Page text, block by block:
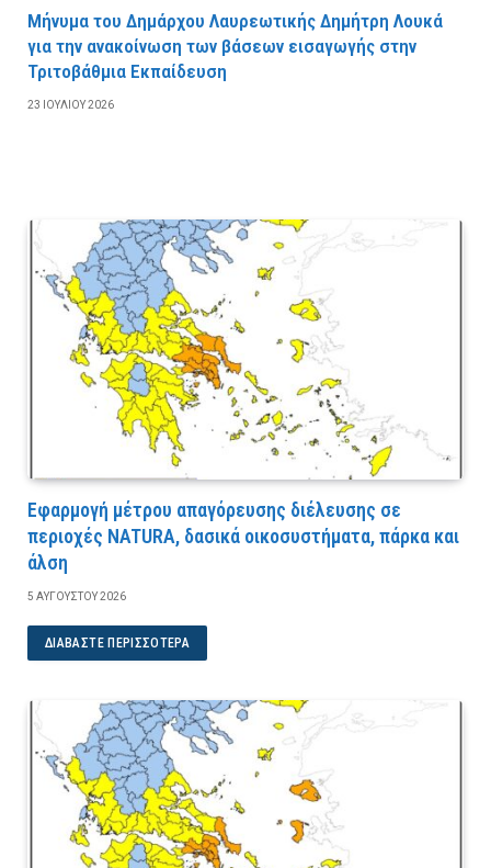
Μήνυμα του Δημάρχου Λαυρεωτικής Δημήτρη Λουκά
για την ανακοίνωση των βάσεων εισαγωγής στην
Τριτοβάθμια Εκπαίδευση
23 ΙΟΥΛΊΟΥ 2026
Εφαρμογή μέτρου απαγόρευσης διέλευσης σε
περιοχές NATURA, δασικά οικοσυστήματα, πάρκα και
άλση
5 ΑΥΓΟΎΣΤΟΥ 2026
ΔΙΑΒΆΣΤΕ ΠΕΡΙΣΣΌΤΕΡΑ